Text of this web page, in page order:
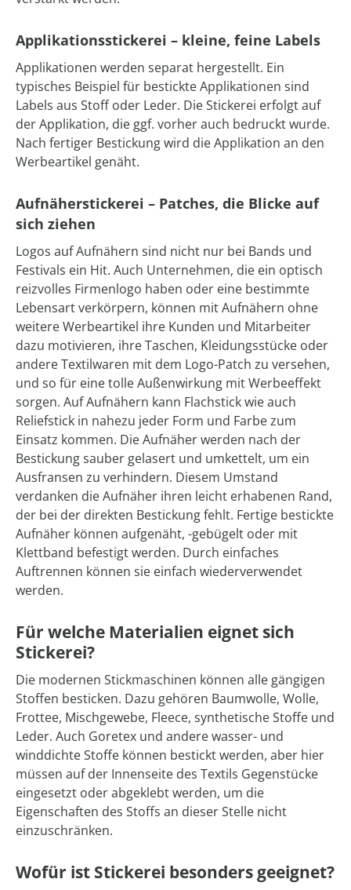
Applikationsstickerei – kleine, feine Labels
Applikationen werden separat hergestellt. Ein
typisches Beispiel für bestickte Applikationen sind
Labels aus Stoff oder Leder. Die Stickerei erfolgt auf
der Applikation, die ggf. vorher auch bedruckt wurde.
Nach fertiger Bestickung wird die Applikation an den
Werbeartikel genäht.
Aufnäherstickerei – Patches, die Blicke auf
sich ziehen
Logos auf Aufnähern sind nicht nur bei Bands und
Festivals ein Hit. Auch Unternehmen, die ein optisch
reizvolles Firmenlogo haben oder eine bestimmte
Lebensart verkörpern, können mit Aufnähern ohne
weitere Werbeartikel ihre Kunden und Mitarbeiter
dazu motivieren, ihre Taschen, Kleidungsstücke oder
andere Textilwaren mit dem Logo-Patch zu versehen,
und so für eine tolle Außenwirkung mit Werbeeffekt
sorgen. Auf Aufnähern kann Flachstick wie auch
Reliefstick in nahezu jeder Form und Farbe zum
Einsatz kommen. Die Aufnäher werden nach der
Bestickung sauber gelasert und umkettelt, um ein
Ausfransen zu verhindern. Diesem Umstand
verdanken die Aufnäher ihren leicht erhabenen Rand,
der bei der direkten Bestickung fehlt. Fertige bestickte
Aufnäher können aufgenäht, -gebügelt oder mit
Klettband befestigt werden. Durch einfaches
Auftrennen können sie einfach wiederverwendet
werden.
Für welche Materialien eignet sich
Stickerei?
Die modernen Stickmaschinen können alle gängigen
Stoffen besticken. Dazu gehören Baumwolle, Wolle,
Frottee, Mischgewebe, Fleece, synthetische Stoffe und
Leder. Auch Goretex und andere wasser- und
winddichte Stoffe können bestickt werden, aber hier
müssen auf der Innenseite des Textils Gegenstücke
eingesetzt oder abgeklebt werden, um die
Eigenschaften des Stoffs an dieser Stelle nicht
einzuschränken.
Wofür ist Stickerei besonders geeignet?